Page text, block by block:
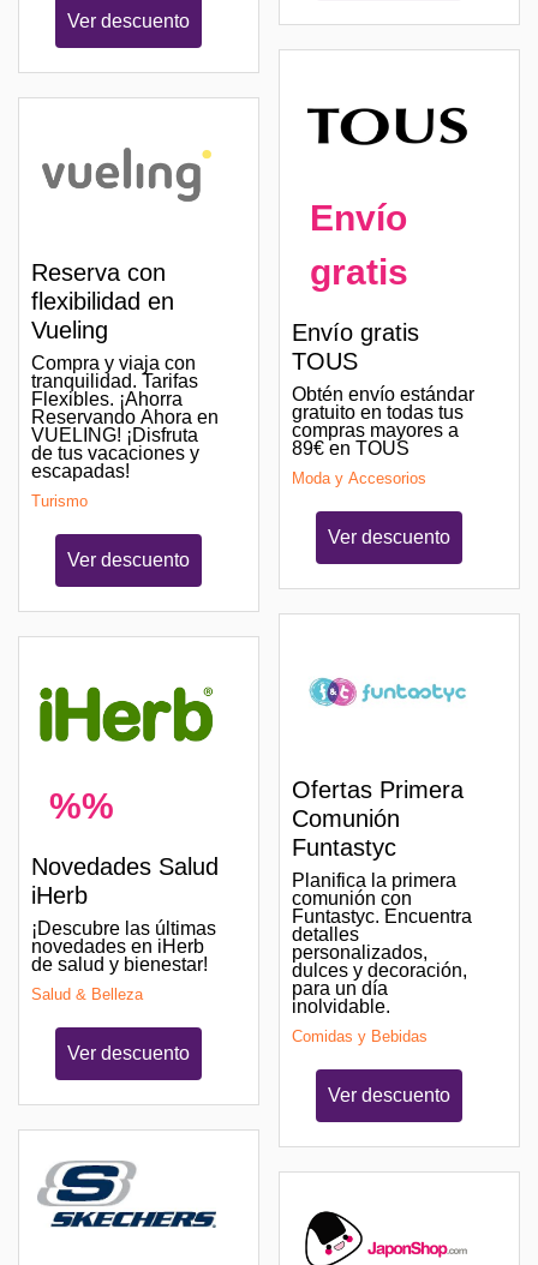
Ver descuento
Reserva con
flexibilidad en
Vueling
Compra y viaja con
tranquilidad. Tarifas
Flexibles. ¡Ahorra
Reservando Ahora en
VUELING! ¡Disfruta
de tus vacaciones y
escapadas!
Turismo
Ver descuento
%%
Novedades Salud
iHerb
¡Descubre las últimas
novedades en iHerb
de salud y bienestar!
Salud & Belleza
Ver descuento
Envío
gratis
Envío gratis
TOUS
Obtén envío estándar
gratuito en todas tus
compras mayores a
89€ en TOUS
Moda y Accesorios
Ver descuento
Ofertas Primera
Comunión
Funtastyc
Planifica la primera
comunión con
Funtastyc. Encuentra
detalles
personalizados,
dulces y decoración,
para un día
inolvidable.
Comidas y Bebidas
Ver descuento